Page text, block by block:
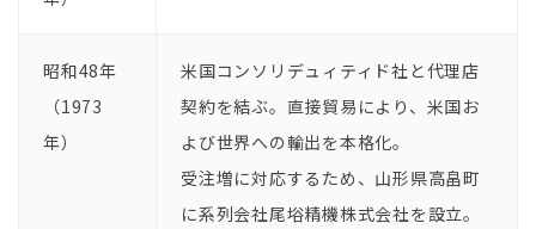
昭和48年
（1973
年）
⽶国コンソリデュィティド社と代理店
契約を結ぶ。直接貿易により、⽶国お
よび世界への輸出を本格化。
受注増に対応するため、⼭形県⾼畠町
に系列会社尾﨏精機株式会社を設⽴。